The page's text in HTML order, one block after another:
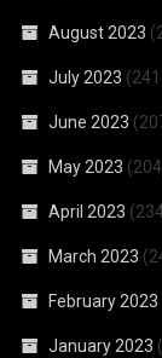
August 2023
July 2023
June 2023
May 2023
April 2023
March 2023
February 2023
January 2023